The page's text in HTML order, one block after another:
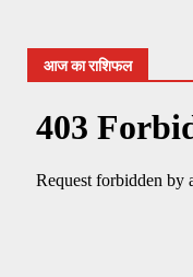
आज का राशिफल